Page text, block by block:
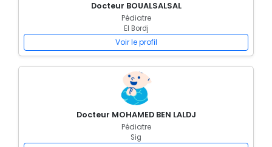
Docteur BOUALSALSAL
Pédiatre
El Bordj
Voir le profil
Docteur MOHAMED BEN LALDJ
Pédiatre
Sig